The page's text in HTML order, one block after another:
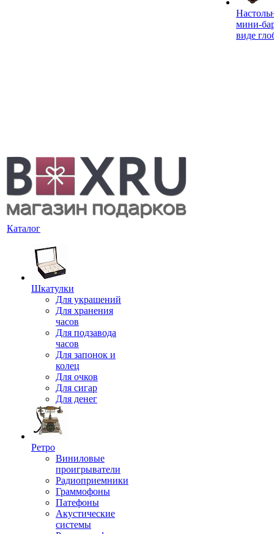
мини-
виде
Каталог
Шкатулки
Для украшений
Для хранения
часов
Для подзавода
часов
Для запонок и
колец
Для очков
Для сигар
Для денег
Ретро
Виниловые
проигрыватели
Радиоприемники
Граммофоны
Патефоны
Акустические
системы